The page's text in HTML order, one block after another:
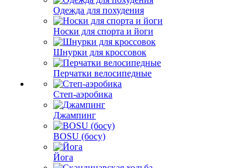
Одежда для похудения
Носки для спорта и йоги
Шнурки для кроссовок
Перчатки велосипедные
Степ-аэробика
Джампинг
BOSU (босу)
Йога